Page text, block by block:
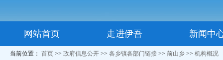
网站首页 走进伊吾 新闻中
当前位置： 首页 >> 政府信息公开 >> 各乡镇各部门链接 >> 前山乡 >> 机构概况